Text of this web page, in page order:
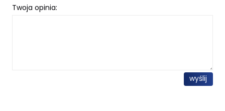
Twoja opinia:
wyślij